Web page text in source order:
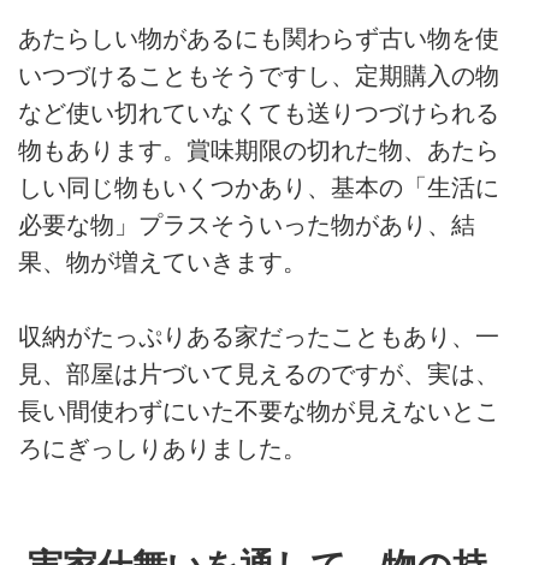
あたらしい物があるにも関わらず古い物を使
いつづけることもそうですし、定期購入の物
など使い切れていなくても送りつづけられる
物もあります。賞味期限の切れた物、あたら
しい同じ物もいくつかあり、基本の「生活に
必要な物」プラスそういった物があり、結
果、物が増えていきます。
収納がたっぷりある家だったこともあり、一
見、部屋は片づいて見えるのですが、実は、
長い間使わずにいた不要な物が見えないとこ
ろにぎっしりありました。